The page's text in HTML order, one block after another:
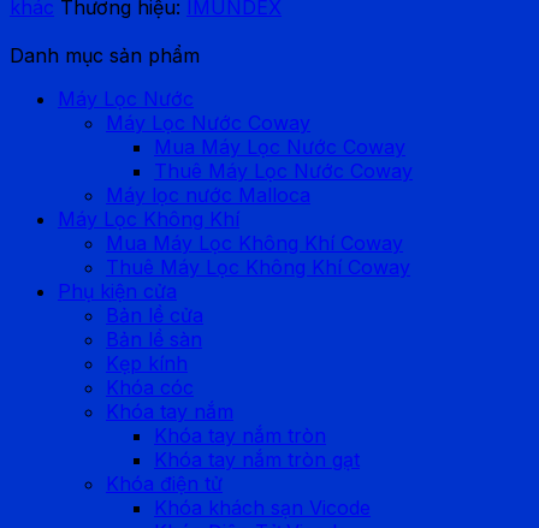
khác Thương hiệu: IMUNDEX
Danh mục sản phẩm
Máy Lọc Nước
Máy Lọc Nước Coway
Mua Máy Lọc Nước Coway
Thuê Máy Lọc Nước Coway
Máy lọc nước Malloca
Máy Lọc Không Khí
Mua Máy Lọc Không Khí Coway
Thuê Máy Lọc Không Khí Coway
Phụ kiện cửa
Bản lề cửa
Bản lề sàn
Kẹp kính
Khóa cóc
Khóa tay nắm
Khóa tay nắm tròn
Khóa tay nắm tròn gạt
Khóa điện tử
Khóa khách sạn Vicode